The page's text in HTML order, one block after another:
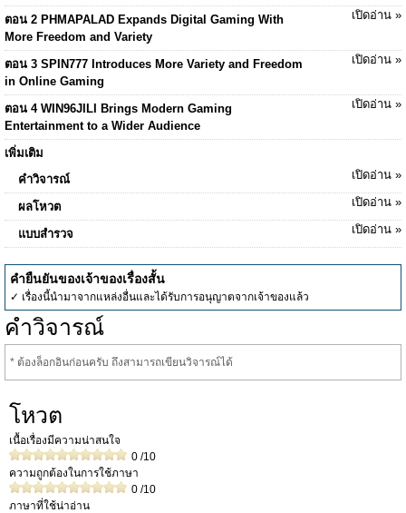
ตอน 2 PHMAPALAD Expands Digital Gaming With
More Freedom and Variety
เปิดอ่าน »
ตอน 3 SPIN777 Introduces More Variety and Freedom
in Online Gaming
เปิดอ่าน »
ตอน 4 WIN96JILI Brings Modern Gaming
Entertainment to a Wider Audience
เปิดอ่าน »
เพิ่มเติม
คำวิจารณ์
เปิดอ่าน »
ผลโหวต เปิดอ่าน »
แบบสำรวจ เปิดอ่าน »
คำยืนยันของเจ้าของเรื่องสั้น
✓ เรื่องนี้นำมาจากแหล่งอื่นและได้รับการอนุญาตจากเจ้าของแล้ว
คำวิจารณ์
* ต้องล็อกอินก่อนครับ ถึงสามารถเขียนวิจารณ์ได้
โหวต
เนื้อเรื่องมีความน่าสนใจ
0 /10
ความถูกต้องในการใช้ภาษา
0 /10
ภาษาที่ใช้น่าอ่าน